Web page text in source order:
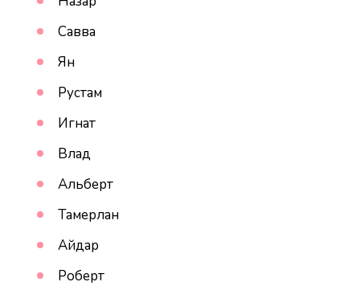
Савва
Ян
Рустам
Игнат
Влад
Альберт
Тамерлан
Айдар
Роберт